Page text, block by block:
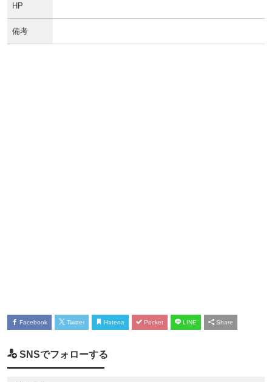
HP
備考
Facebook Twitter Hatena Pocket LINE Share
SNSでフォローする